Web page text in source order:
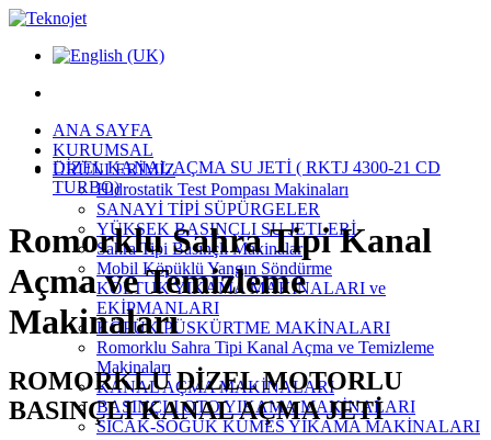
ANA SAYFA
KURUMSAL
ÜRÜNLERİMİZ
Hidrostatik Test Pompası Makinaları
SANAYİ TİPİ SÜPÜRGELER
YÜKSEK BASINÇLI SU JETLERİ
Sahra Tipi Basınçlı Makinalar
Mobil Köpüklü Yangın Söndürme
KOLTUK YIKAMA MAKİNALARI ve
EKİPMANLARI
KÖPÜK PÜSKÜRTME MAKİNALARI
Romorklu Sahra Tipi Kanal Açma ve Temizleme
Makinaları
KANAL AÇMA MAKİNALARI
BASINÇLI OTO YIKAMA MAKİNALARI
SICAK-SOĞUK KÜMES YIKAMA MAKİNALARI
DİZEL KANAL AÇMA SU JETİ ( RKTJ 4300-21 CD
TURBO)
Romorklu Sahra Tipi Kanal
Açma ve Temizleme
Makinaları
ROMORKLU DİZEL MOTORLU
BASINÇLI KANAL AÇMA JETİ